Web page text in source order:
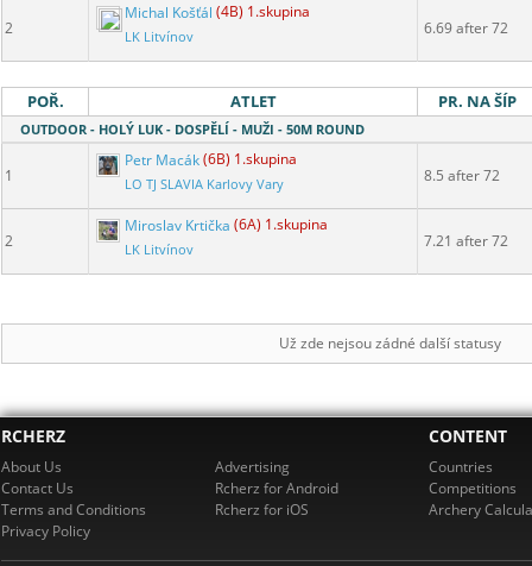
2
Michal Košťál (4B) 1.skupina
LK Litvínov 6.69 after 72
POŘ. ATLET PR. NA ŠÍP
OUTDOOR - HOLÝ LUK - DOSPĚLÍ - MUŽI - 50M ROUND
1
Petr Macák(6B) 1.skupina
LO TJ SLAVIA Karlovy Vary 8.5 after 72
2
Miroslav Krtička (6A) 1.skupina
LK Litvínov 7.21 after 72
Už zde nejsou zádné další statusy
RCHERZ
About Us
Contact Us
Terms and Conditions
Privacy Policy
Advertising
Rcherz for Android
Rcherz for iOS
CONTENT
Countries
Competitions
Archery